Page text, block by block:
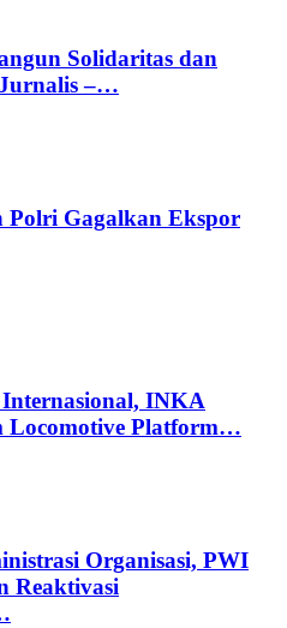
Solidaritas dan
–…
Polri Gagalkan Ekspor
INKA
Locomotive Platform…
Organisasi, PWI
Reaktivasi